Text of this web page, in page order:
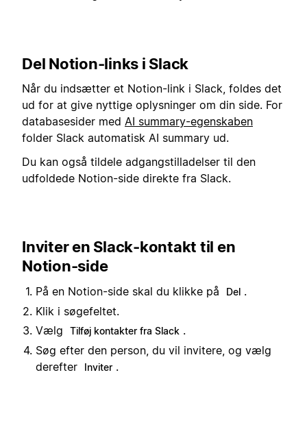
Del Notion-links i Slack
Når du indsætter et Notion-link i Slack, foldes det
ud for at give nyttige oplysninger om din side. For
databasesider med AI summary-egenskaben
folder Slack automatisk AI summary ud.
Du kan også tildele adgangstilladelser til den
udfoldede Notion-side direkte fra Slack.
Inviter en Slack-kontakt til en
Notion-side
På en Notion-side skal du klikke på Del .
Klik i søgefeltet.
Vælg
Tilføj kontakter fra Slack .
Søg efter den person, du vil invitere, og vælg
derefter
Inviter .